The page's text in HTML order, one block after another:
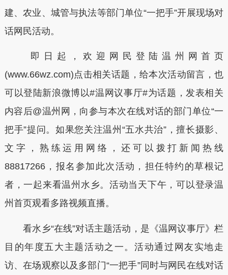
建、农业、城管与执法等部门单位“一把手”开展现场对
话网民活动。
即日起，欢迎网民登陆温州网首页
(www.66wz.com)点击相关话题，给本次活动留言，也
可以登陆新浪微博以#温网议事厅#为话题，发表相关
内容后@温州网，向参与本次在线对话的部门单位“一
把手”提问。如果您关注温州“五水共治”，擅长摄影、
文字，熟练运用网络，还可以拨打新闻热线
88817266，报名参加此次活动，担任特约的草根记
者，一起来看温州水乡。活动当天下午，可以登录温
州首页观看多路视频直播。
看水乡“在线”对话主题活动，是《温网议事厅》栏
目的年度五大主题活动之一。活动通过网友实地走
访、在场观察以及多部门“一把手”同时与网民在线对话